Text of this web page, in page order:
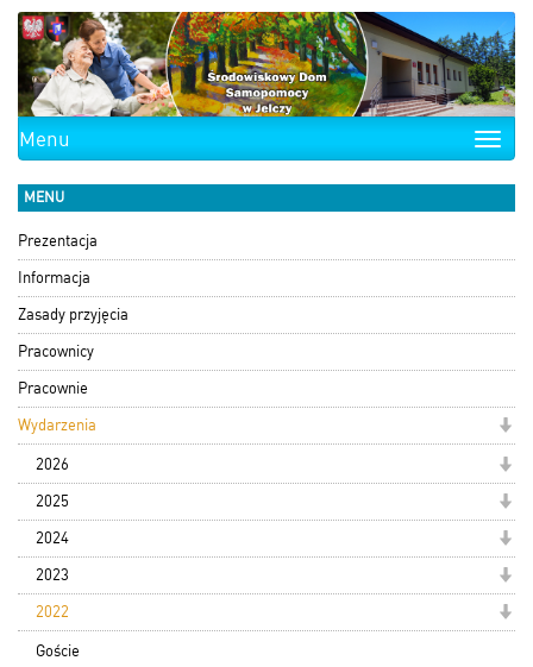
Toggle
Menu
MENU
Prezentacja
Informacja
Zasady przyjęcia
Pracownicy
Pracownie
Wydarzenia
2026
2025
2024
2023
2022
Goście